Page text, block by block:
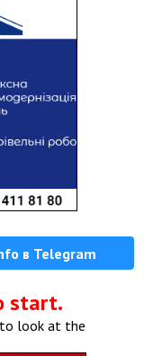
в Telegram
start.
look at the